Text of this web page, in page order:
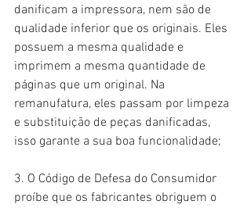
danificam a impressora, nem são de
qualidade inferior que os originais. Eles
possuem a mesma qualidade e
imprimem a mesma quantidade de
páginas que um original. Na
remanufatura, eles passam por limpeza
e substituição de peças danificadas,
isso garante a sua boa funcionalidade;
3. O Código de Defesa do Consumidor
proíbe que os fabricantes obriguem o